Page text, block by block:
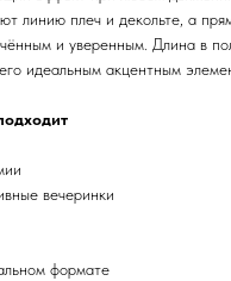
линию плеч и декольте, а
и уверенным. Длина в
идеальным акцентным
вечеринки
формате